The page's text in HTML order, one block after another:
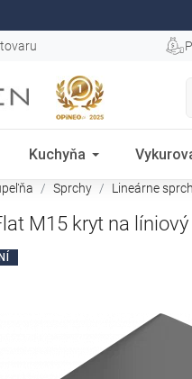
Kuchyňa
Sprchy Lineárne
M15 kryt na